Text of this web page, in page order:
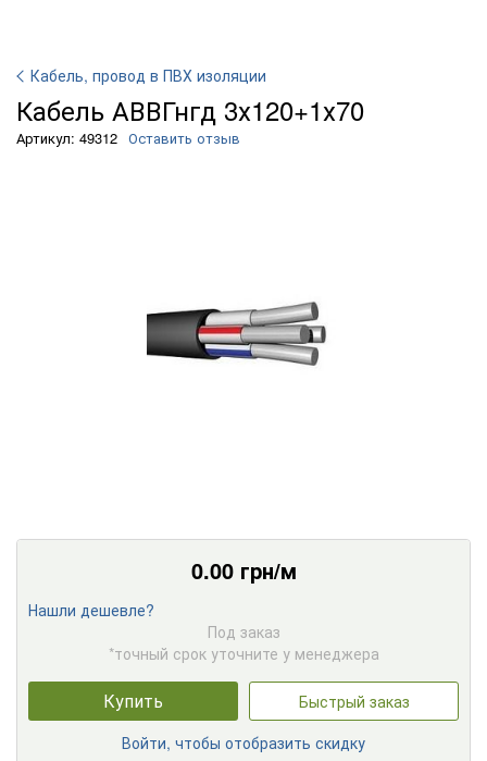
Кабель, провод в ПВХ изоляции
Кабель АВВГнгд 3х120+1х70
Артикул: 49312 Оставить отзыв
0.00грн/м
Нашли дешевле?
Под заказ
*точный срок уточните у менеджера
Купить
Быстрый заказ
Войти, чтобы отобразить скидку